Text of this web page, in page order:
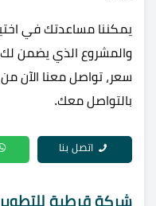
يمكننا مساعدتك في
والمشروع الذي يضمن
سعر، تواصل معنا الآن
بالتواصل معك.
اتصل بنا